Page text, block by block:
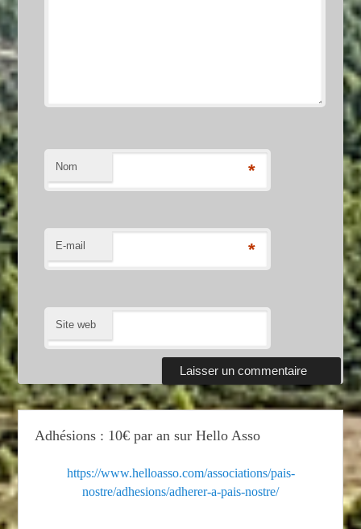
Nom *
E-mail *
Site web
Adhésions : 10€ par an sur Hello Asso
https://www.helloasso.com/associations/pais-
nostre/adhesions/adherer-a-pais-nostre/